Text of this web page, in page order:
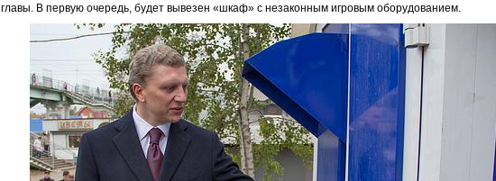
главы. В первую очередь, будет вывезен «шкаф» с незаконным игровым оборудованием.